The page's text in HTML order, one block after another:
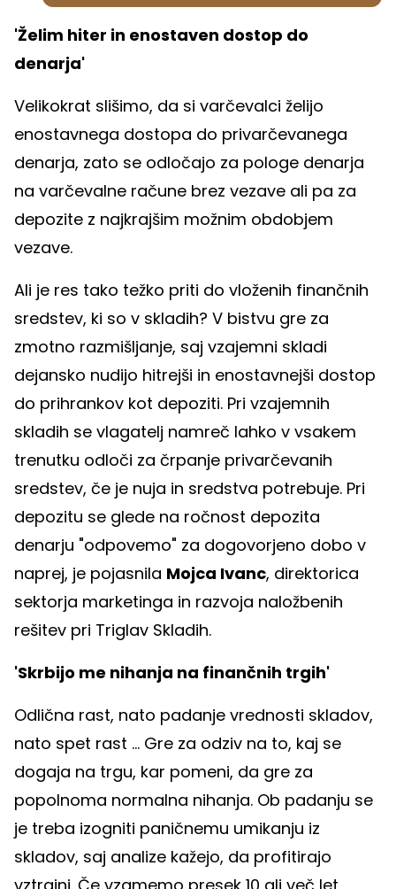
'Želim hiter in enostaven dostop do
denarja'
Velikokrat slišimo, da si varčevalci želijo
enostavnega dostopa do privarčevanega
denarja, zato se odločajo za pologe denarja
na varčevalne račune brez vezave ali pa za
depozite z najkrajšim možnim obdobjem
vezave.
Ali je res tako težko priti do vloženih finančnih
sredstev, ki so v skladih? V bistvu gre za
zmotno razmišljanje, saj vzajemni skladi
dejansko nudijo hitrejši in enostavnejši dostop
do prihrankov kot depoziti. Pri vzajemnih
skladih se vlagatelj namreč lahko v vsakem
trenutku odloči za črpanje privarčevanih
sredstev, če je nuja in sredstva potrebuje. Pri
depozitu se glede na ročnost depozita
denarju "odpovemo" za dogovorjeno dobo v
naprej, je pojasnila Mojca Ivanc, direktorica
sektorja marketinga in razvoja naložbenih
rešitev pri Triglav Skladih.
'Skrbijo me nihanja na finančnih trgih'
Odlična rast, nato padanje vrednosti skladov,
nato spet rast ... Gre za odziv na to, kaj se
dogaja na trgu, kar pomeni, da gre za
popolnoma normalna nihanja. Ob padanju se
je treba izogniti paničnemu umikanju iz
skladov, saj analize kažejo, da profitirajo